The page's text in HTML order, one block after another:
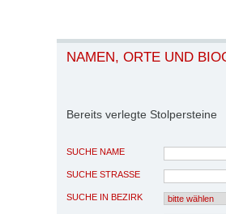
NAMEN, ORTE UND
Bereits verlegte Stolpersteine
SUCHE NAME
SUCHE STRASSE
SUCHE IN BEZIRK